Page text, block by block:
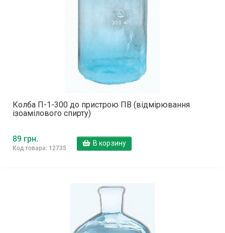
Колба П-1-300 до пристрою ПВ (відмірювання
ізоамілового спирту)
89 грн.
Код товара: 12735
В корзину